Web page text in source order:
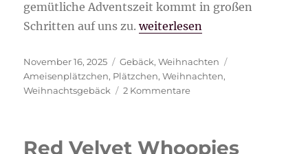
gemütliche Adventszeit kommt in großen
Schritten auf uns zu.„Ameisenplätzchen“
weiterlesen
Veröffentlicht
am
November 16, 2025 Kategorien
Gebäck,Weihnachten
Ameisenplätzchen, Plätzchen,Weihnachten,
Weihnachtsgebäck
2 Kommentarezu
Red Velvet Whoopies